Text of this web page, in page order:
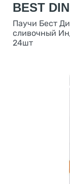
BEST
Паучи Бест
сливочный
24шт